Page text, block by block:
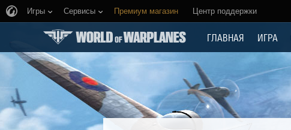
Игры Сервисы Премиум магазин Центр поддержки
ГЛАВНАЯ ИГРА